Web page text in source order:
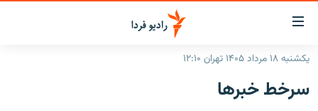
لینک‌های
قابلیت
دسترسی
بازگشت
ایران
یکشنبه ۱۸ مرداد ۱۴۰۵ تهران ۱۲:۱۰
سرخط‌ خبرها